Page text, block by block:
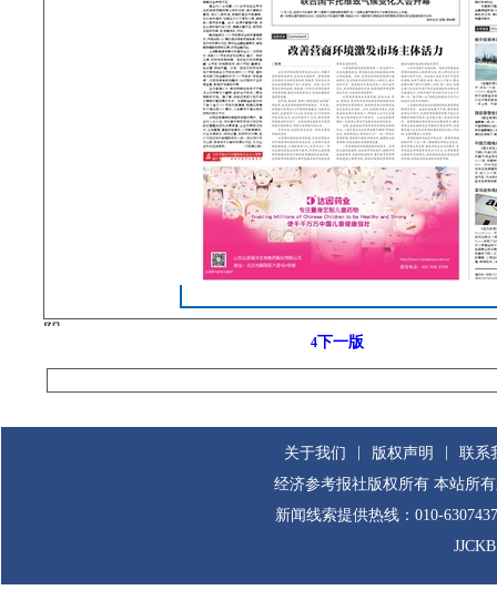
4下一版
关于我们 版权声明
联系
经济参考报社版权所有 本站所
新闻线索提供热线：010-